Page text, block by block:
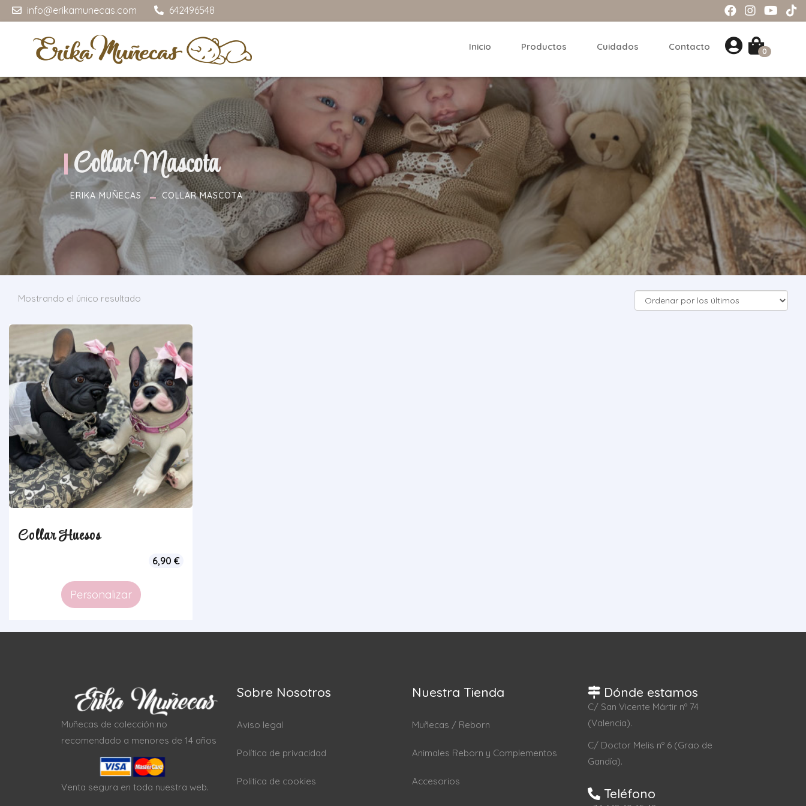
info@erikamunecas.com 642496548
0
Inicio Productos Cuidados Contacto
Collar Mascota
ERIKA MUÑECAS COLLAR MASCOTA
Mostrando el único resultado
Collar Huesos
6,90 €
Personalizar
Muñecas de colección no
recomendado a menores de 14 años
Venta segura en toda nuestra web.
Sobre Nosotros
Aviso legal
Política de privacidad
Politica de cookies
Nuestra Tienda
Muñecas / Reborn
Animales Reborn y Complementos
Accesorios
Dónde estamos
C/ San Vicente Mártir nº 74
(Valencia).
C/ Doctor Melis nº 6 (Grao de
Gandía).
Teléfono